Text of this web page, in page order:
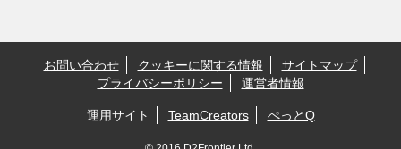
お問い合わせ クッキーに関する情報
サイトマップ
プライバシーポリシー
運営者情報
運用サイト TeamCreators ぺっとQ